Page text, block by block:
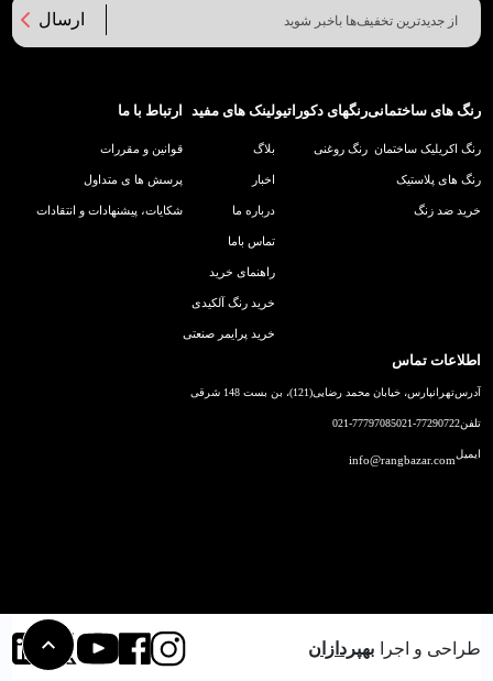
ارسال
رنگ های ساختمانی
رنگ اکریلیک ساختمان
رنگ های پلاستیک
خرید ضد زنگ
رنگهای دکوراتیو
رنگ روغنی
لینک های مفید
بلاگ
اخبار
درباره ما
تماس باما
راهنمای خرید
خرید رنگ آلکیدی
خرید پرایمر صنعتی
ارتباط با ما
قوانین و مقررات
پرسش ها ی متداول
شکایات، پیشنهادات و انتقادات
اطلاعات تماس
آدرستهرانپارس، خیابان محمد رضایی(121)، بن بست 148 شرقی
تلفن021-77290722
021-77797085
ایمیلinfo@rangbazar.com
طراحی و اجرا بهپردازان